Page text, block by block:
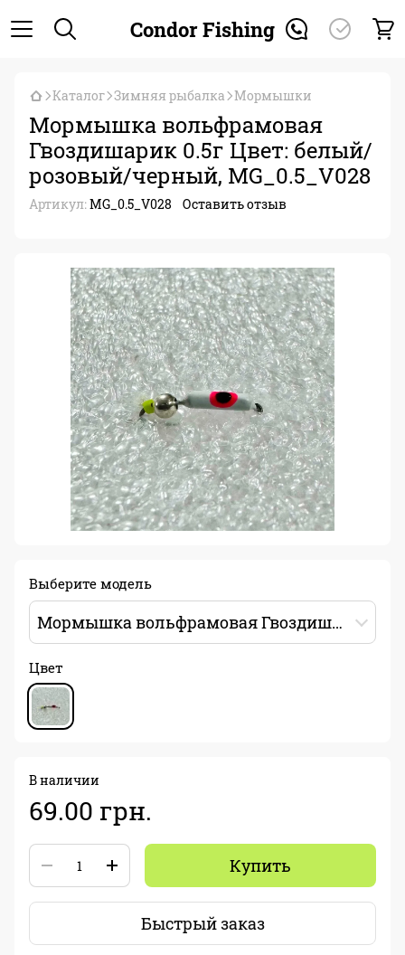
Condor Fishing
Каталог Зимняя рыбалка Мормышки
Мормышка вольфрамовая
Гвоздишарик 0.5г Цвет: белый/
розовый/черный, MG_0.5_V028
Артикул:MG_0.5_V028 Оставить отзыв
Выберите модель
Мормышка вольфрамовая Гвоздишарик 0.5г Цвет: белый/розовый/черный
Цвет
В наличии
69.00 грн.
Купить
Быстрый заказ